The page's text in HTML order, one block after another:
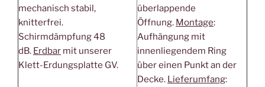
mechanisch stabil,
knitterfrei.
Schirmdämpfung 48
dB. Erdbar mit unserer
Klett-Erdungsplatte GV.
überlappende
Öffnung. Montage:
Aufhängung mit
innenliegendem Ring
über einen Punkt an der
Decke. Lieferumfang: